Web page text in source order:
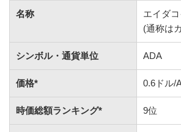
名称
エイダ
(通称は
シンボル・通貨単位 ADA
価格* 0.6ドル/
時価総額ランキング* 9位